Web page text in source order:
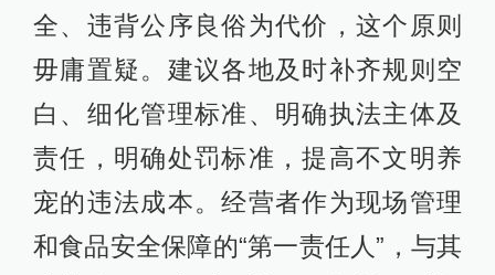
全、违背公序良俗为代价，这个原则
毋庸置疑。建议各地及时补齐规则空
白、细化管理标准、明确执法主体及
责任，明确处罚标准，提高不文明养
宠的违法成本。经营者作为现场管理
和食品安全保障的“第一责任人”，与其